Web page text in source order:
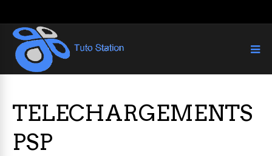
TELECHARGEMENTS
PSP